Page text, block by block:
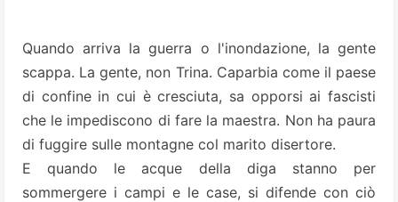
Quando arriva la guerra o l'inondazione, la gente
scappa. La gente, non Trina. Caparbia come il paese
di confine in cui è cresciuta, sa opporsi ai fascisti
che le impediscono di fare la maestra. Non ha paura
di fuggire sulle montagne col marito disertore.
E quando le acque della diga stanno per
sommergere i campi e le case, si difende con ciò